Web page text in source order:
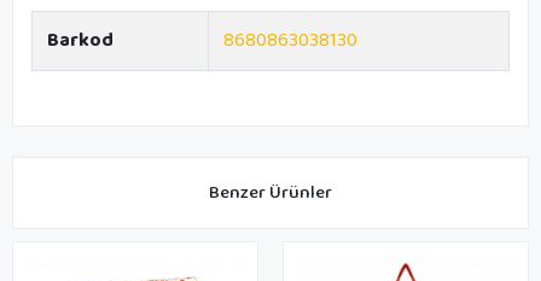
Barkod
8680863038130
Benzer Ürünler